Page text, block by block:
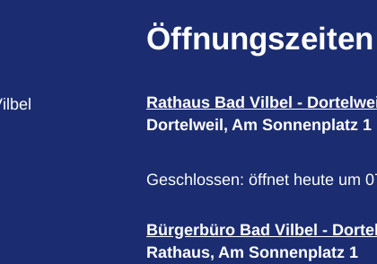
Öffnungszeiten
Rathaus Bad Vilbel -
Dortelweil, Am Sonnenplatz 1
Klicken, um weitere Öffnungs-
Geschlossen: öffnet heute um
Bürgerbüro Bad Vilbel -
Rathaus, Am Sonnenplatz 1